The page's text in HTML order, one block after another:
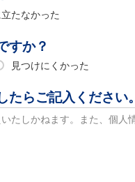
たなかった
すか？
見つけにくかった
らご記入ください。